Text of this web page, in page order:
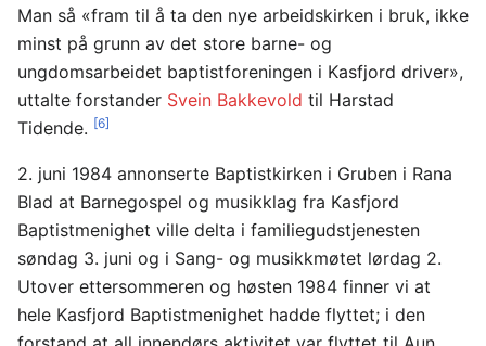
Man så «fram til å ta den nye arbeidskirken i bruk, ikke
minst på grunn av det store barne- og
ungdomsarbeidet baptistforeningen i Kasfjord driver»,
uttalte forstander Svein Bakkevold til Harstad
Tidende. [6]
2. juni 1984 annonserte Baptistkirken i Gruben i Rana
Blad at Barnegospel og musikklag fra Kasfjord
Baptistmenighet ville delta i familiegudstjenesten
søndag 3. juni og i Sang- og musikkmøtet lørdag 2.
Utover ettersommeren og høsten 1984 finner vi at
hele Kasfjord Baptistmenighet hadde flyttet; i den